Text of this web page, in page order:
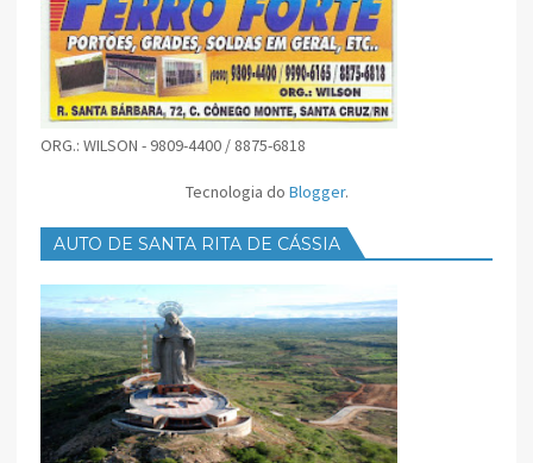
ORG.: WILSON - 9809-4400 / 8875-6818
Tecnologia do Blogger.
AUTO DE SANTA RITA DE CÁSSIA